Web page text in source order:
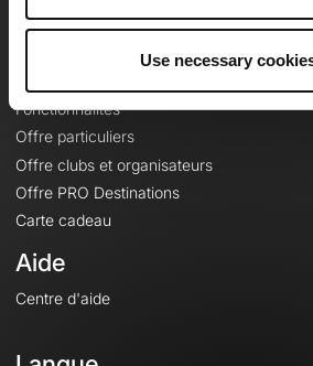
Use necessary
Fonctionnalités
Offre particuliers
Offre clubs et organisateurs
Offre PRO Destinations
Carte cadeau
Aide
Centre d'aide